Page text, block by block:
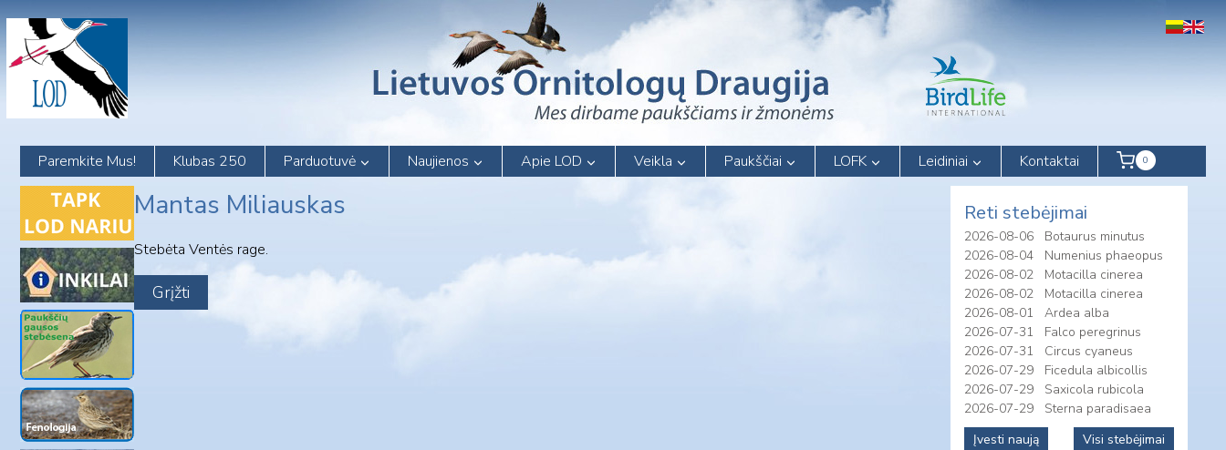
content
Paremkite Mus! Klubas 250 Parduotuvė Naujienos Apie LOD Veikla Paukščiai LOFK Leidiniai Kontaktai 0
Mantas Miliauskas
Stebėta Ventės rage.
Reti stebėjimai
2026-08-06
Botaurus minutus
2026-08-04
Numenius phaeopus
2026-08-02
Motacilla cinerea
2026-08-02
Motacilla cinerea
2026-08-01
Ardea alba
2026-07-31
Falco peregrinus
2026-07-31
Circus cyaneus
2026-07-29
Ficedula albicollis
2026-07-29
Saxicola rubicola
2026-07-29
Sterna paradisaea
Įvesti naują
Visi stebėjimai